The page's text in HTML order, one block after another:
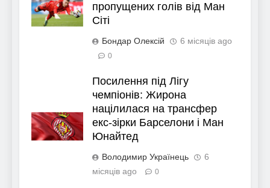
пропущених голів від Ман
Сіті
Бондар Олексій 6 місяців ago
0
Посилення під Лігу
чемпіонів: Жирона
націлилася на трансфер
екс-зірки Барселони і Ман
Юнайтед
Володимир Українець
6
місяців ago
0